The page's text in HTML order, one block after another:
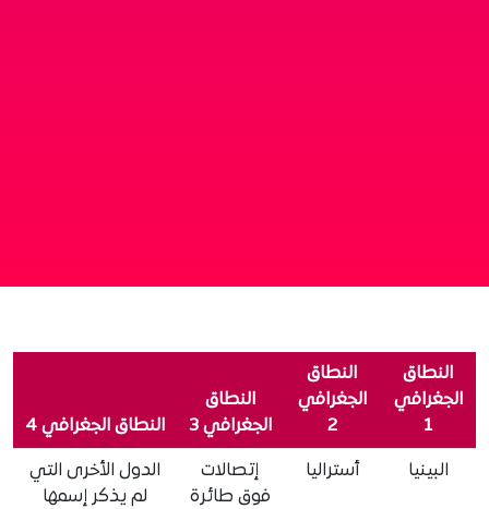
النطاق
الجغرافي
1
النطاق
الجغرافي
2
النطاق
الجغرافي 3
النطاق الجغرافي 4
البينيا أستراليا
إتصالات
فوق طائرة
الدول الأخرى التي
لم يذكر إسمها